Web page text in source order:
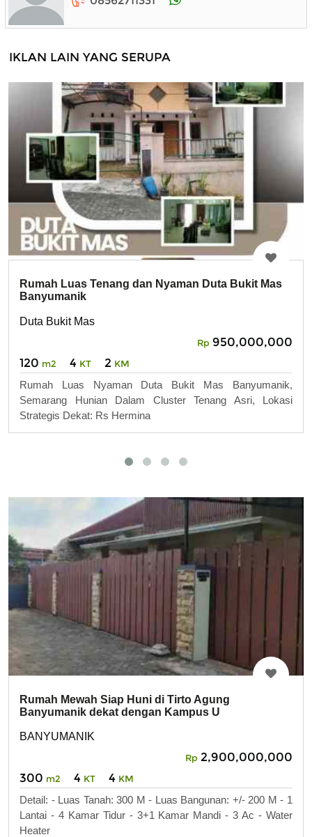
IKLAN LAIN YANG SERUPA
Rumah Luas Tenang dan Nyaman Duta Bukit Mas
Banyumanik
Duta Bukit Mas
Rp 950,000,000
120 m2 4 KT 2 KM
Rumah Luas Nyaman Duta Bukit Mas Banyumanik,
Semarang Hunian Dalam Cluster Tenang Asri, Lokasi
Strategis Dekat: Rs Hermina
Rumah Mewah Siap Huni di Tirto Agung
Banyumanik dekat dengan Kampus U
BANYUMANIK
Rp 2,900,000,000
300 m2 4 KT 4 KM
Detail: - Luas Tanah: 300 M - Luas Bangunan: +/- 200 M - 1
Lantai - 4 Kamar Tidur - 3+1 Kamar Mandi - 3 Ac - Water
Heater